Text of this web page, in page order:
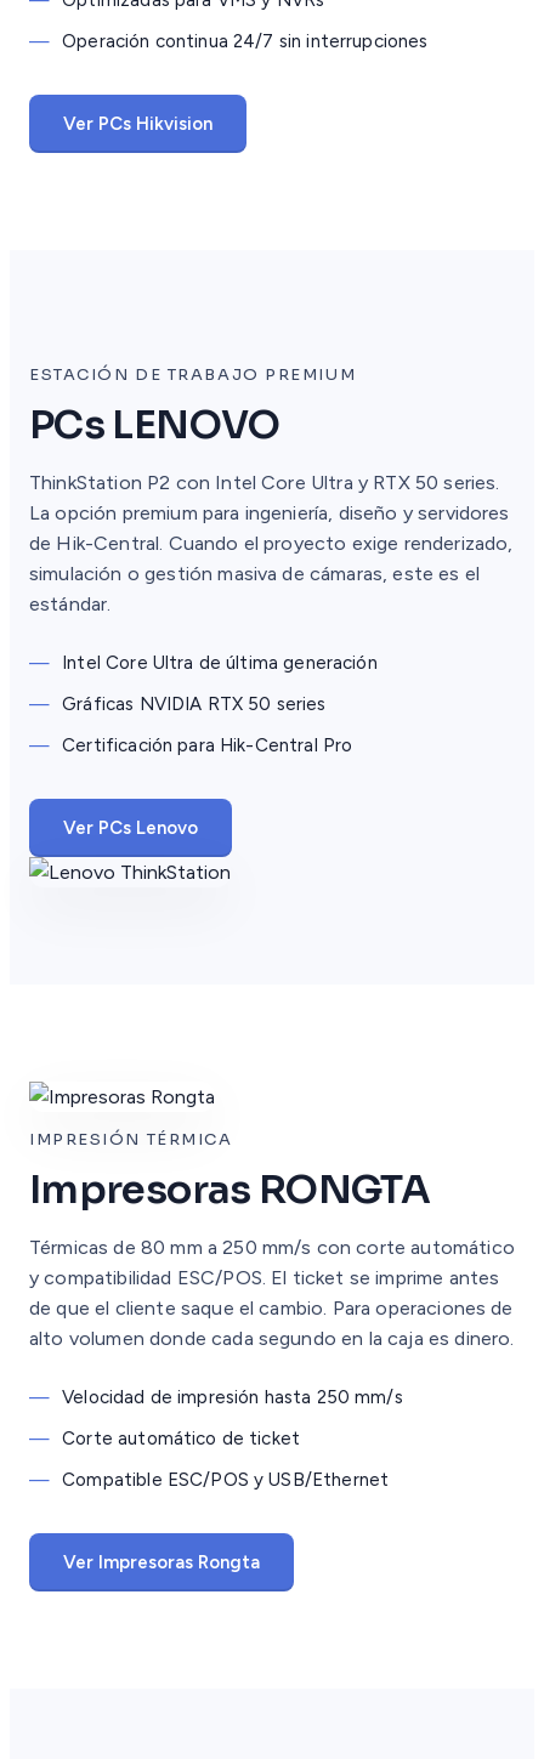
— Operación continua 24/7 sin interrupciones
Ver PCs Hikvision
ESTACIÓN DE TRABAJO PREMIUM
PCs LENOVO
ThinkStation P2 con Intel Core Ultra y RTX 50 series.
La opción premium para ingeniería, diseño y servidores
de Hik-Central. Cuando el proyecto exige renderizado,
simulación o gestión masiva de cámaras, este es el
estándar.
—
Intel Core Ultra de última generación
— Gráficas NVIDIA RTX 50 series
— Certificación para Hik-Central Pro
Ver PCs Lenovo
IMPRESIÓN TÉRMICA
Impresoras RONGTA
Térmicas de 80 mm a 250 mm/s con corte automático
y compatibilidad ESC/POS. El ticket se imprime antes
de que el cliente saque el cambio. Para operaciones de
alto volumen donde cada segundo en la caja es dinero.
— Velocidad de impresión hasta 250 mm/s
— Corte automático de ticket
— Compatible ESC/POS y USB/Ethernet
Ver Impresoras Rongta